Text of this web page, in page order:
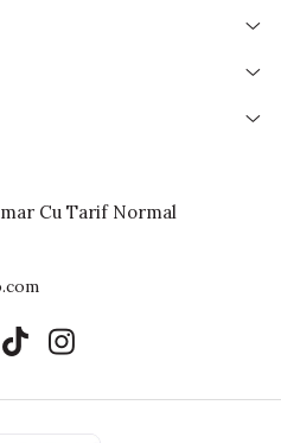
Cu Tarif Normal